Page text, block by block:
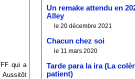
qui a
Aussitôt
Un remake attendu en
Alley
le 20 décembre 2021
Chacun chez soi
le 11 mars 2020
Tarde para la ira (La
patient)